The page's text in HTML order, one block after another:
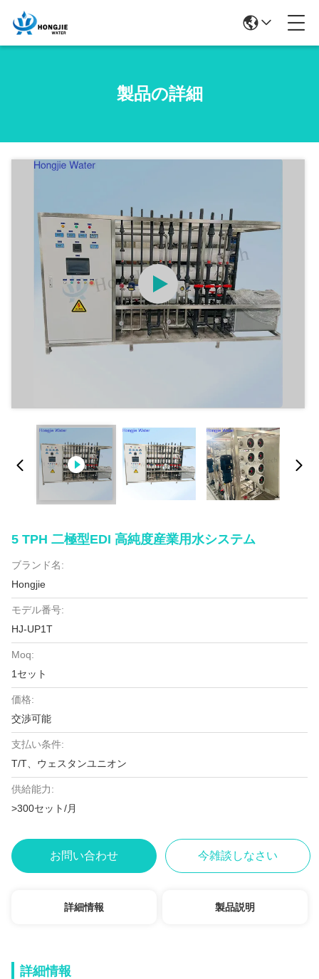
製品の詳細
5 TPH 二極型EDI 高純度産業用水システム
ブランド名:
Hongjie
モデル番号:
HJ-UP1T
Moq:
1セット
価格:
交渉可能
支払い条件:
T/T、ウェスタンユニオン
供給能力:
>300セット/月
お問い合わせ 今雑談しなさい
詳細情報 製品説明
詳細情報